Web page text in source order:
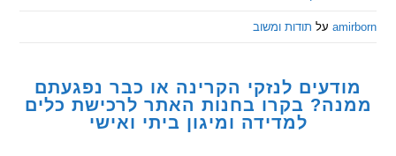
עלתודות ומשוב
לנזקי הקרינה או כבר נפגעתם
בקרו בחנות האתר לרכישת כלים
למדידה ומיגון ביתי ואישי